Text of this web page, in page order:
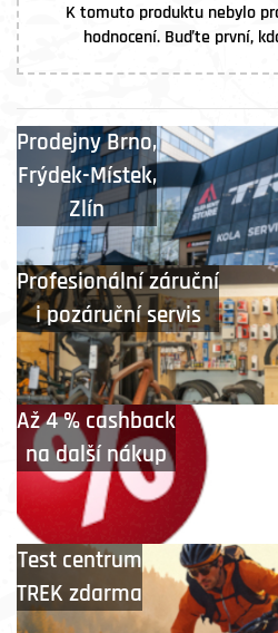
K tomuto produktu nebylo
hodnocení. Buďte první,
ProdejnyBrno,
Frýdek-Místek,
Zlín
Profesionální záruční
i pozáruční servis
Až 4 % cashback
na další nákup
Test centrum
TREK zdarma